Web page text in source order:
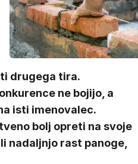
drugega tira.
ne bojijo, a
isti imenovalec.
bolj opreti na svoje
nadaljnjo rast panoge,